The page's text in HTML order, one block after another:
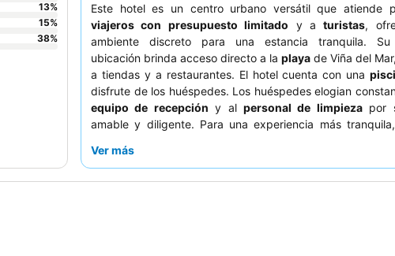
Este hotel es un centro urbano versátil que atiende
viajeros con presupuesto limitado y aturistas,
ambiente discreto para una estancia tranquila. Su
ubicación brinda acceso directo a la playa de Viña del
a tiendas y a restaurantes. El hotel cuenta con una
disfrute de los huéspedes. Los huéspedes elogian
equipo de recepción y alpersonal de limpiezapor
amable y diligente. Para una experiencia más
Ver más
13%
15%
38%